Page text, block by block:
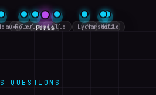
Lille
Rouen Paris Metz
Lyon
Toulouse Marseille
QUESTIONS